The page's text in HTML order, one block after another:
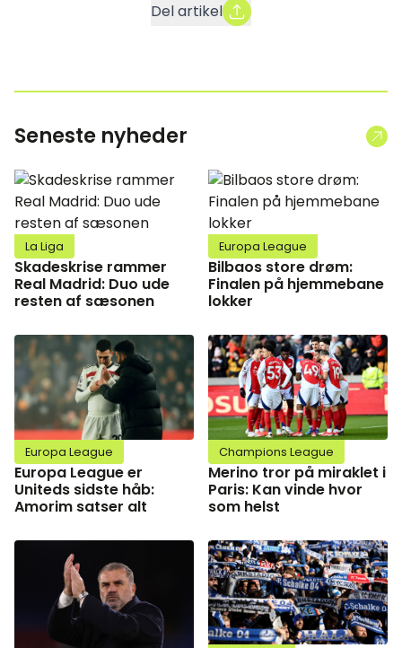
Del artikel
Seneste nyheder
La Liga
Skadeskrise rammer
Real Madrid: Duo ude
resten af sæsonen
Europa League
Bilbaos store drøm:
Finalen på hjemmebane
lokker
Europa League
Europa League er
Uniteds sidste håb:
Amorim satser alt
Champions League
Merino tror på miraklet i
Paris: Kan vinde hvor
som helst